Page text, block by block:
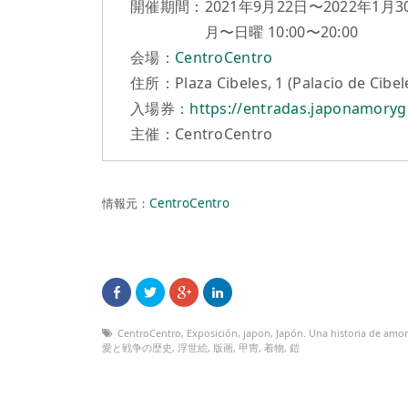
開催期間：2021年9月22日〜2022年1月
月〜日曜 10:00〜20:00
会場： CentroCentro
住所：Plaza Cibeles, 1 (Palacio de
入場券： https://
主催：CentroCentro
情報元： CentroCentro
CentroCentro, Exposición, japon, Japón. Una historia de
愛と戦争の歴史 , 浮世絵, 版画, 甲冑, 着物, 鎧